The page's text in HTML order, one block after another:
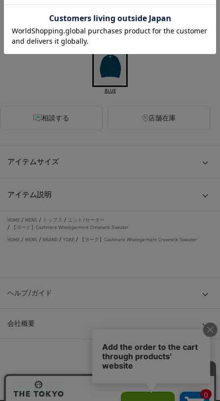
DARK GREY
BLUE
相談する 店舗在庫
アイテムサイズ
アイテム説明
HOME / MENS / トップス / ニット/セーター
/
【ヨーク】Cashmere Wholegarment Crewneck Sweater
HOME / MENS / BRAND / YOKE / 【ヨーク】Cashmere Wholegarment Crewneck Sweater
ヘルプ/ガイド
会社概要